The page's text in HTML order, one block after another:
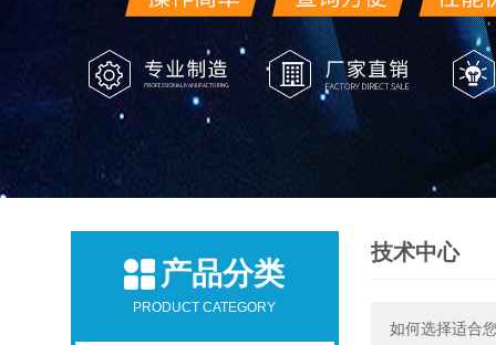
产品分类
PRODUCT CATEGORY
技术中心
如何选择适合